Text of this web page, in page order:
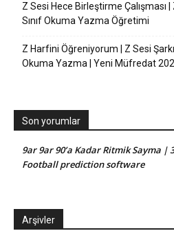
Z Sesi Hece Birleştirme Çalışması
Sınıf Okuma Yazma Öğretimi
Z Harfini Öğreniyorum | Z Sesi
Okuma Yazma | Yeni Müfredat
Son yorumlar
9ar 9ar 90’a Kadar Ritmik Sayma |
Football prediction software
Arşivler